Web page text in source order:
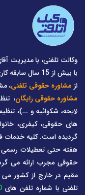
وکالت تلفنی، با مدیریت
با بیش از 15
از مشاوره حقوقی تلفنی،
مشاوره حقوقی رایگان،
لایحه، شکوائیه و ...)،
های حقوقی، کیفری،
گردیده است. کلیه خدمات
هفته حتی تعطیلات
حقوقی مجرب ارائه می
مقیم در خارج از کشور
تلفنی با شماره تلفن های